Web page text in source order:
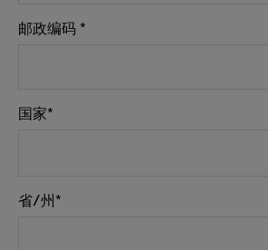
邮政编码 *
国家*
省/州*